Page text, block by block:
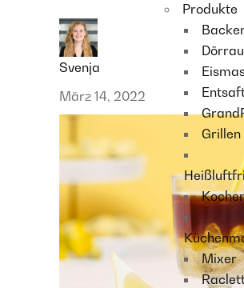
Produkte
Grillen
Mixer
Svenja
März 14, 2022